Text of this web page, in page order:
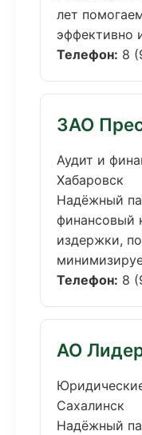
лет
эффективно
Телефон: 8
ЗАО
Аудит и
Хабаровск
Надёжный
финансовый
издержки,
Телефон: 8
АО
Сахалинск
Надёжный